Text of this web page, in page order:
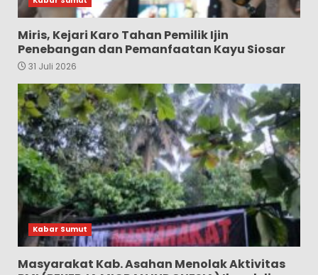
Miris, Kejari Karo Tahan Pemilik Ijin
Penebangan dan Pemanfaatan Kayu Siosar
31 Juli 2026
Kabar Sumut
Masyarakat Kab. Asahan Menolak Aktivitas